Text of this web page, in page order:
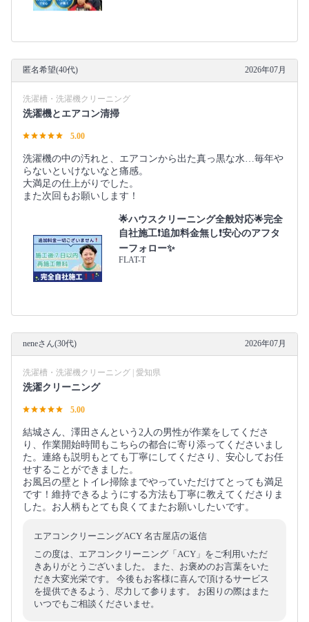
匿名希望(40代) 2026年07月
洗濯槽・洗濯機クリーニング
洗濯機とエアコン清掃
5.00
洗濯機の中の汚れと、エアコンから出た真っ黒な水…毎年や
らないといけないなと痛感。
大満足の仕上がりでした。
また次回もお願いします！
🌟ハウスクリーニング全般対応🌟完全
自社施工❗️追加料金無し❗️安心のアフタ
ーフォロー✨
FLAT-T
neneさん(30代) 2026年07月
洗濯槽・洗濯機クリーニング | 愛知県
洗濯クリーニング
5.00
結城さん、澤田さんという2人の男性が作業をしてくださ
り、作業開始時間もこちらの都合に寄り添ってくださいまし
た。連絡も説明もとても丁寧にしてくださり、安心してお任
せすることができました。
お風呂の壁とトイレ掃除までやっていただけてとっても満足
です！維持できるようにする方法も丁寧に教えてくださりま
した。お人柄もとても良くてまたお願いしたいです。
エアコンクリーニングACY 名古屋店の返信
この度は、エアコンクリーニング「ACY」をご利用いただ
きありがとうございました。 また、お褒めのお言葉をいた
だき大変光栄です。 今後もお客様に喜んで頂けるサービス
を提供できるよう、尽力して参ります。 お困りの際はまた
いつでもご相談くださいませ。